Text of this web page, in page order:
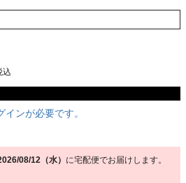
込
ンが必要です。
08/12（水） に宅配便 でお届けします。